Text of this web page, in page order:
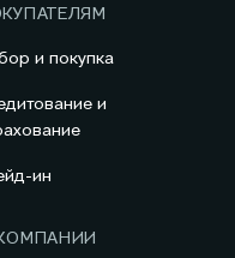
и покупка
и
ин